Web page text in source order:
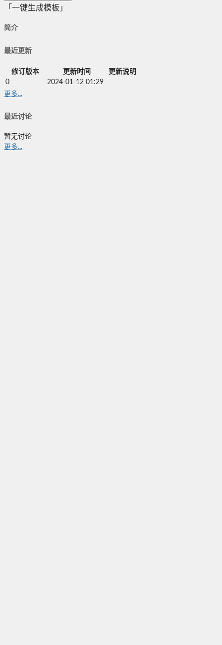
「一键生成模板」
简介
最近更新
修订版本 更新时间
更新说明
0
2024-01-12 01:29
更多...
最近讨论
暂无讨论
更多...